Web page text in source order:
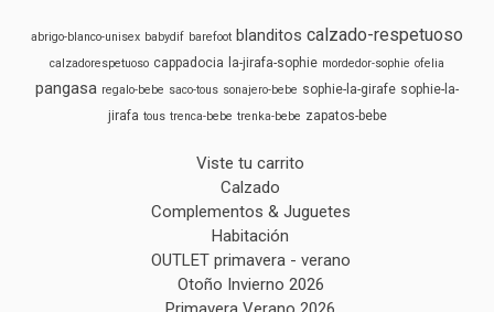
abrigo-blanco-unisex babydif barefoot blanditos calzado-respetuoso
calzadorespetuoso cappadocia la-jirafa-sophie mordedor-sophie ofelia
pangasa regalo-bebe saco-tous sonajero-bebe sophie-la-girafe sophie-la-
jirafa tous trenca-bebe trenka-bebe zapatos-bebe
Viste tu carrito
Calzado
Complementos & Juguetes
Habitación
OUTLET primavera - verano
Otoño Invierno 2026